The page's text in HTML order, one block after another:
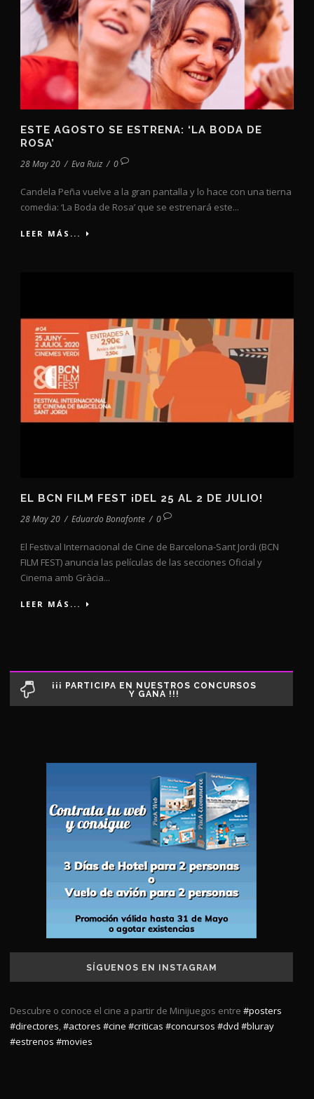
ESTE AGOSTO SE ESTRENA: ‘LA BODA DE
ROSA’
28 May 20 / Eva Ruiz / 0
Candela Peña vuelve a la gran pantalla y lo hace con una tierna
comedia: ‘La Boda de Rosa’ que se estrenará este...
LEER MÁS...
EL BCN FILM FEST ¡DEL 25 AL 2 DE JULIO!
28 May 20 / Eduardo Bonafonte / 0
El Festival Internacional de Cine de Barcelona-Sant Jordi (BCN
FILM FEST) anuncia las películas de las secciones Oficial y
Cinema amb Gràcia...
LEER MÁS...
¡¡¡ PARTICIPA EN NUESTROS CONCURSOS
Y GANA !!!
SÍGUENOS EN INSTAGRAM
Descubre o conoce el cine a partir de Minijuegos entre #posters
#directores,#actores #cine #criticas #concursos #dvd #bluray
#estrenos #movies